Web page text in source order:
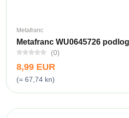
Metafranc
Metafranc WU0645726
(0)
8,99 EUR
(= 67,74 kn)